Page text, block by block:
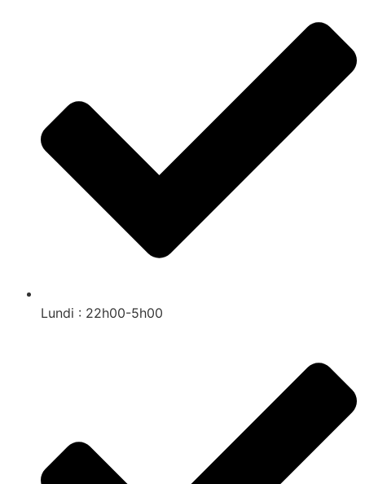
Lundi : 22h00-5h00